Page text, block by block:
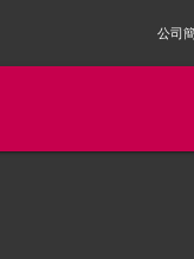
公司